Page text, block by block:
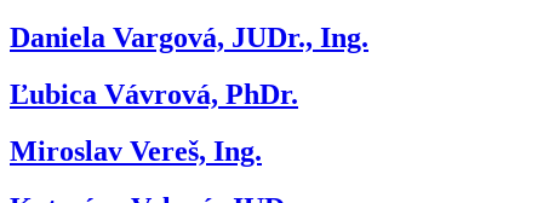
Daniela Vargová, JUDr., Ing.
Ľubica Vávrová, PhDr.
Miroslav Vereš, Ing.